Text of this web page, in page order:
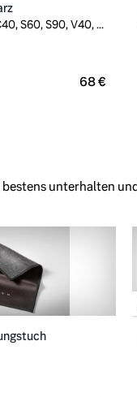
S60, S90, V40, ...
68 €
unterhalten